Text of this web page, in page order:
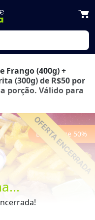
Frango (400g) +
(300g) de R$50 por
porção. Válido para
Economize 50%